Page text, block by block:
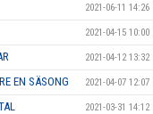
2021-06-11 14:26
2021-04-15 10:00
2021-04-12 13:32
EN SÄSONG 2021-04-07 12:07
2021-03-31 14:12